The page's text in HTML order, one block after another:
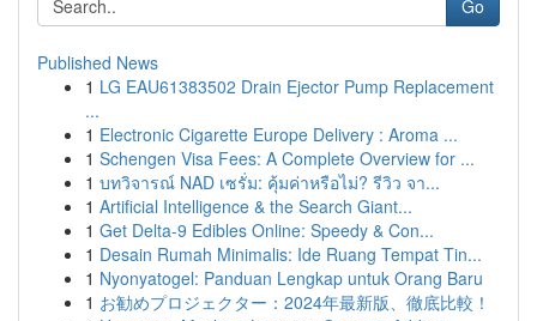
Go
Published News
1 LG EAU61383502 Drain Ejector Pump Replacement
...
1 Electronic Cigarette Europe Delivery : Aroma ...
1 Schengen Visa Fees: A Complete Overview for ...
1 บทวิจารณ์ NAD เซรั่ม: คุ้มค่าหรือไม่? รีวิว จา...
1 Artificial Intelligence & the Search Giant...
1 Get Delta-9 Edibles Online: Speedy & Con...
1 Desain Rumah Minimalis: Ide Ruang Tempat Tin...
1 Nyonyatogel: Panduan Lengkap untuk Orang Baru
1 お勧めプロジェクター：2024年最新版、徹底比較！